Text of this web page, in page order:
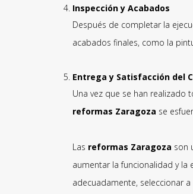
Inspección y Acabados
Después de completar la
acabados finales, como la
Entrega y Satisfacción del
Una vez que se han realizado
reformas Zaragoza se
Las reformas Zaragoza son
aumentar la funcionalidad y la
adecuadamente, seleccionar